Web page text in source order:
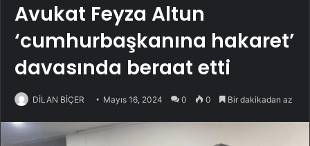
Avukat Feyza Altun
‘cumhurbaşkanına hakaret’
davasında beraat etti
DİLAN BİÇER Mayıs 16, 2024 0 0 Bir dakikadan az